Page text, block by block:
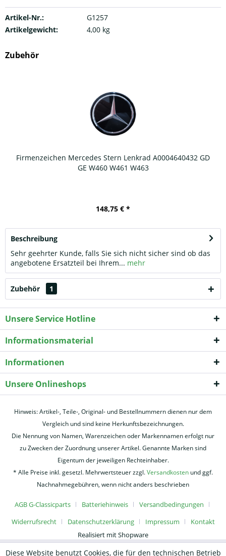
Artikel-Nr.:
G1257
Artikelgewicht:
4,00 kg
Zubehör
Firmenzeichen Mercedes Stern Lenkrad A0004640432 GD
GE W460 W461 W463
148,75 € *
Beschreibung
Sehr geehrter Kunde, falls Sie sich nicht sicher sind ob das
angebotene Ersatzteil bei Ihrem... mehr
Zubehör 1
Unsere Service Hotline
Informationsmaterial
Informationen
Unsere Onlineshops
Hinweis: Artikel-, Teile-, Original- und Bestellnummern dienen nur dem
Vergleich und sind keine Herkunftsbezeichnungen.
Die Nennung von Namen, Warenzeichen oder Markennamen erfolgt nur
zu Zwecken der Zuordnung unserer Artikel. Genannte Marken sind
Eigentum der jeweiligen Rechteinhaber.
* Alle Preise inkl. gesetzl. Mehrwertsteuer zzgl.Versandkosten und ggf.
Nachnahmegebühren, wenn nicht anders beschrieben
AGB G-Classicparts Batteriehinweis
Versandbedingungen
Widerrufsrecht
Datenschutzerklärung Impressum
Kontakt
Realisiert mit Shopware
Diese Website benutzt Cookies, die für den technischen Betrieb